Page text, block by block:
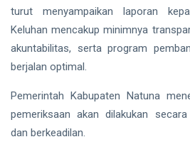
turut menyampaikan laporan
Keluhan mencakup minimnya
akuntabilitas, serta program
berjalan optimal.
Pemerintah Kabupaten Natuna
pemeriksaan akan dilakukan
dan berkeadilan.